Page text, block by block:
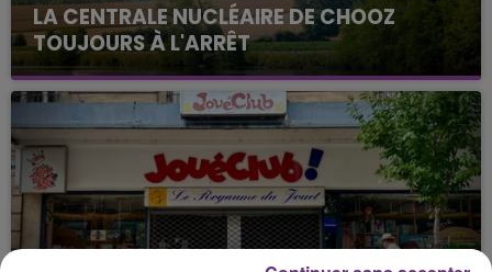
LA CENTRALE NUCLÉAIRE DE CHOOZ
TOUJOURS À L'ARRÊT
Cela fait déjà une semaine que la centrale
nucléaire ardennaise est à l'arrêt. Une situation
justifiée par la sécheresse intense qui est toujours
présente.